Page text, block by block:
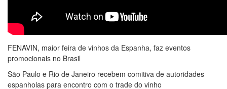
FENAVIN, maior feira de vinhos da Espanha, faz eventos
promocionais no Brasil
São Paulo e Rio de Janeiro recebem comitiva de autoridades
espanholas para encontro com o trade do vinho